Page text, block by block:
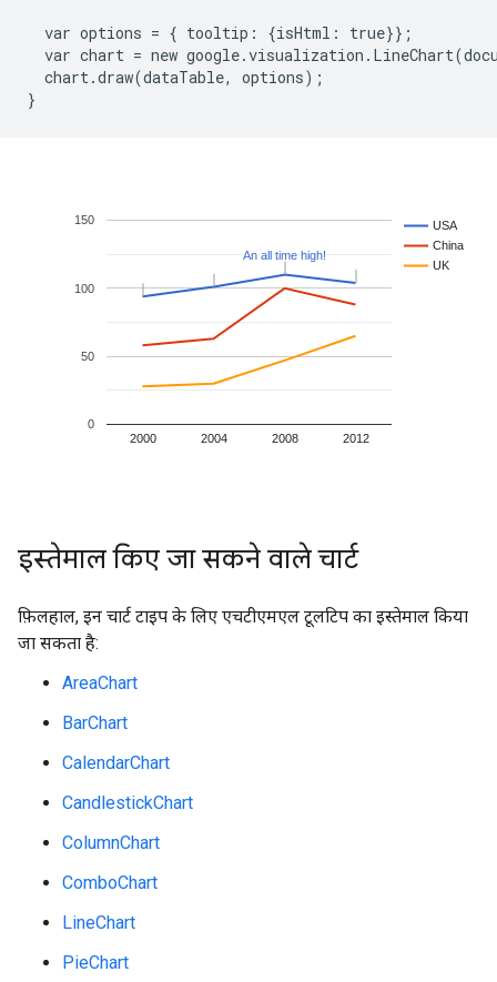
  var options = { tooltip: {isHtml: true}};
var chart = new
  chart.draw(dataTable, options);
इस्तेमाल किए जा सकने वाले चार्ट
फ़िलहाल, इन चार्ट टाइप के लिए एचटीएमएल टूलटिप का इस्तेमाल किया
जा सकता है:
AreaChart
BarChart
CalendarChart
CandlestickChart
ColumnChart
ComboChart
LineChart
PieChart